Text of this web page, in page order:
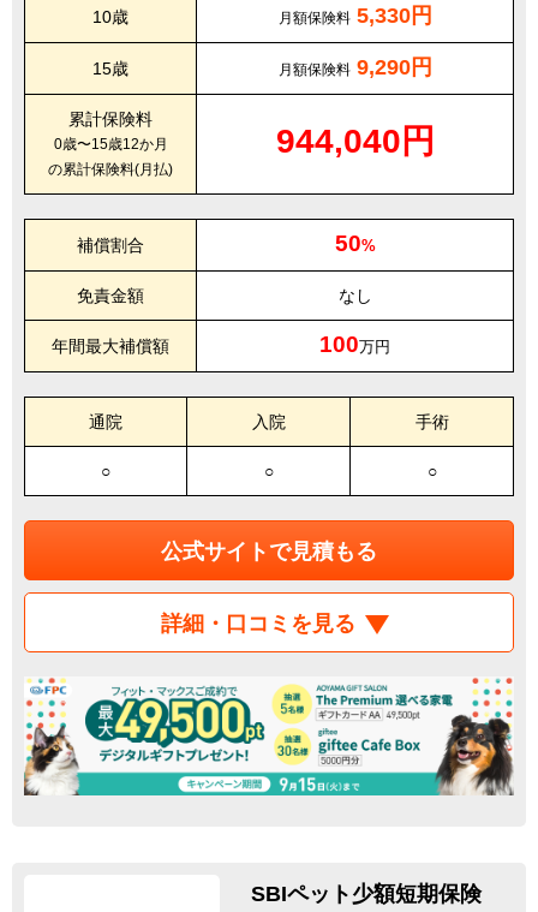
10歳 月額保険料 5,330円
15歳 月額保険料 9,290円
累計保険料
0歳〜15歳12か月
の累計保険料(月払)
944,040円
補償割合 50%
免責金額 なし
年間最大補償額 100万円
通院 入院 手術
○ ○ ○
公式サイトで見積もる
詳細・口コミを見る
SBIペット少額短期保険